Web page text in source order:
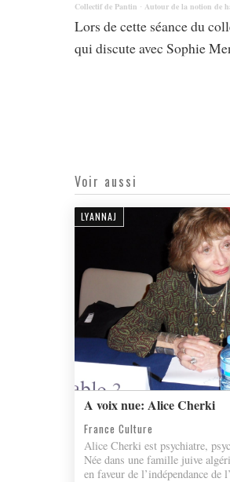
Collectif de Pantin · Autour de la notion de
Lors de cette séance du
qui discute avec Sophie
Voir aussi
LYANNAJ
A voix nue: Alice Cherki
France Culture
Alice Cherki est psychiatre,
Née dans une famille juive
en faveur de l’indépendance de